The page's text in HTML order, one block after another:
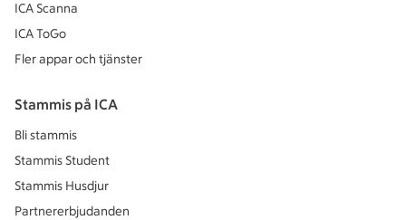
ICA Scanna
ICA ToGo
Fler appar och tjänster
Stammis på ICA
Bli stammis
Stammis Student
Stammis Husdjur
Partnererbjudanden